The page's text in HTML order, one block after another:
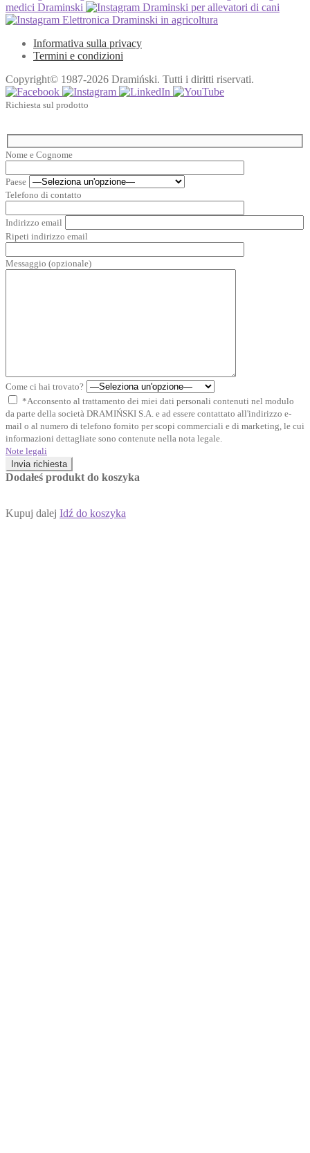
medici Draminski
Draminski per allevatori di cani
Elettronica Draminski in agricoltura
Informativa sulla privacy
Termini e condizioni
Copyright© 1987-2026 Dramiński. Tutti i diritti riservati.
Richiesta sul prodotto
Nome e Cognome
Paese
Telefono di contatto
Indirizzo email
Ripeti indirizzo email
Messaggio (opzionale)
Come ci hai trovato?
*Acconsento al trattamento dei miei dati personali contenuti nel modulo
da parte della società DRAMIŃSKI S.A. e ad essere contattato all'indirizzo e-
mail o al numero di telefono fornito per scopi commerciali e di marketing, le cui
informazioni dettagliate sono contenute nella nota legale.
Note legali
Invia richiesta
Dodałeś produkt do koszyka
Kupuj dalej Idź do koszyka